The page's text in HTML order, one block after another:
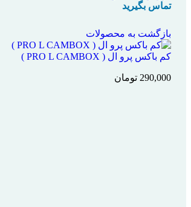
تماس بگیرید
بازگشت به محصولات
کم باکس پرو ال ( PRO L CAMBOX )
290,000 تومان